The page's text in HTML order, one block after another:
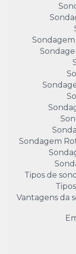
Sondagem
Sondagem
Tipos de
Vantagens da